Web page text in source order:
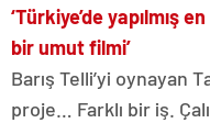
‘Türkiye’de yapılmış
bir umut filmi’
Barış Telli’yi oynayan
proje… Farklı bir iş.